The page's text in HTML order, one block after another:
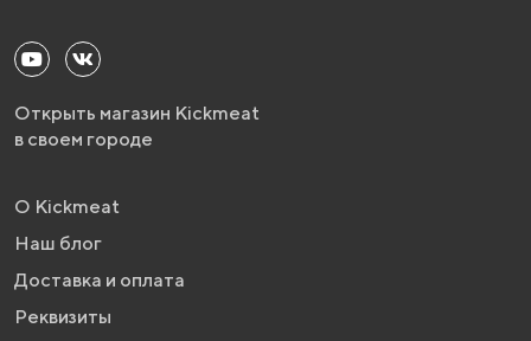
Открыть магазин Kickmeat
в своем городе
О Kickmeat
Наш блог
Доставка и оплата
Реквизиты